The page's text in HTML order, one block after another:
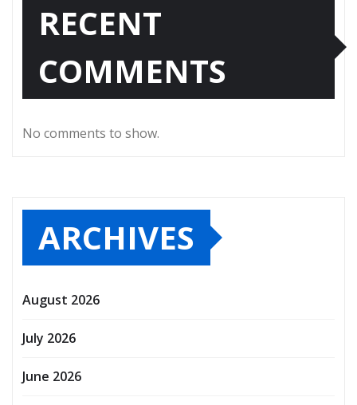
RECENT
COMMENTS
No comments to show.
ARCHIVES
August 2026
July 2026
June 2026